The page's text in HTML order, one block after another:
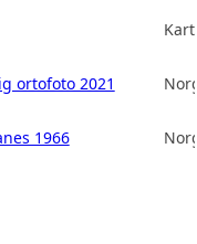
ortofoto 2021
1966